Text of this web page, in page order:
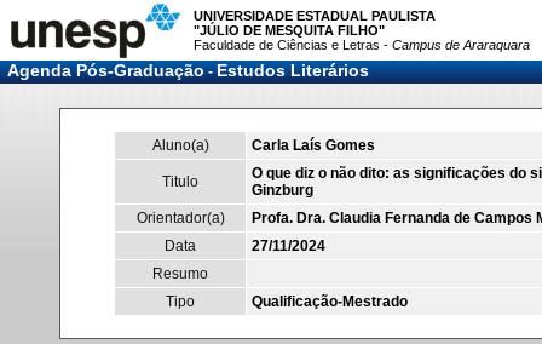
UNIVERSIDADE ESTADUAL PAULISTA
"JÚLIO DE MESQUITA FILHO"
Faculdade de Ciências e Letras - Campus de Araraquara
Agenda Pós-Graduação-Estudos Literários
Aluno(a) Carla Laís Gomes
Titulo
O que diz o não dito: as significações do
Ginzburg
Orientador(a)
Profa. Dra. Claudia Fernanda de Campos
Data
27/11/2024
Resumo
Tipo
Qualificação-Mestrado